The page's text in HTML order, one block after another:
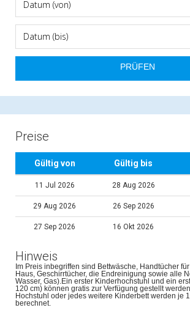
Preise
Gültig von Gültig bis
11 Jul 2026 28 Aug 2026
29 Aug 2026 26 Sep 2026
27 Sep 2026 16 Okt 2026
Hinweis
Im Preis inbegriffen sind Bettwäsche, Handtücher
Haus, Geschirrtücher, die Endreinigung sowie alle
Wasser, Gas).Ein erster Kinderhochstuhl und ein
120 cm) können gratis zur Verfügung gestellt
Hochstuhl oder jedes weitere Kinderbett werden je
berechnet.